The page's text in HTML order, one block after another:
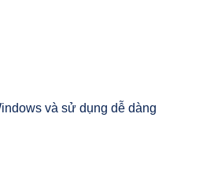
và sử dụng dễ dàng